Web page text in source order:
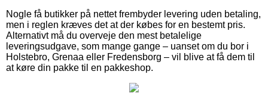
Nogle få butikker på nettet frembyder levering uden betaling,
men i reglen kræves det at der købes for en bestemt pris.
Alternativt må du overveje den mest betalelige
leveringsudgave, som mange gange – uanset om du bor i
Holstebro, Grenaa eller Fredensborg – vil blive at få dem til
at køre din pakke til en pakkeshop.